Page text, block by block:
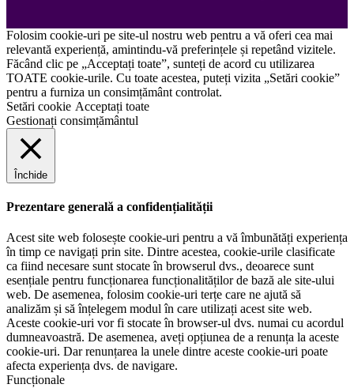
Folosim cookie-uri pe site-ul nostru web pentru a vă oferi cea mai
relevantă experiență, amintindu-vă preferințele și repetând vizitele.
Făcând clic pe „Acceptați toate”, sunteți de acord cu utilizarea
TOATE cookie-urile. Cu toate acestea, puteți vizita „Setări cookie”
pentru a furniza un consimțământ controlat.
Setări cookie Acceptați toate
Gestionați consimțământul
Închide
Prezentare generală a confidențialității
Acest site web folosește cookie-uri pentru a vă îmbunătăți experiența
în timp ce navigați prin site. Dintre acestea, cookie-urile clasificate
ca fiind necesare sunt stocate în browserul dvs., deoarece sunt
esențiale pentru funcționarea funcționalităților de bază ale site-ului
web. De asemenea, folosim cookie-uri terțe care ne ajută să
analizăm și să înțelegem modul în care utilizați acest site web.
Aceste cookie-uri vor fi stocate în browser-ul dvs. numai cu acordul
dumneavoastră. De asemenea, aveți opțiunea de a renunța la aceste
cookie-uri. Dar renunțarea la unele dintre aceste cookie-uri poate
afecta experiența dvs. de navigare.
Funcționale